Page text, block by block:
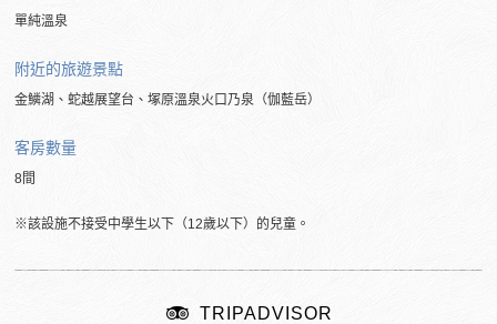
單純溫泉
附近的旅遊景點
金鱗湖、蛇越展望台、塚原溫泉火口乃泉（伽藍岳）
客房數量
8間
※該設施不接受中學生以下（12歲以下）的兒童。
TRIPADVISOR